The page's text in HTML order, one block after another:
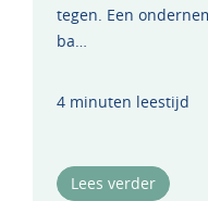
tegen. Een
ba…
4 minuten leestijd
Lees verder